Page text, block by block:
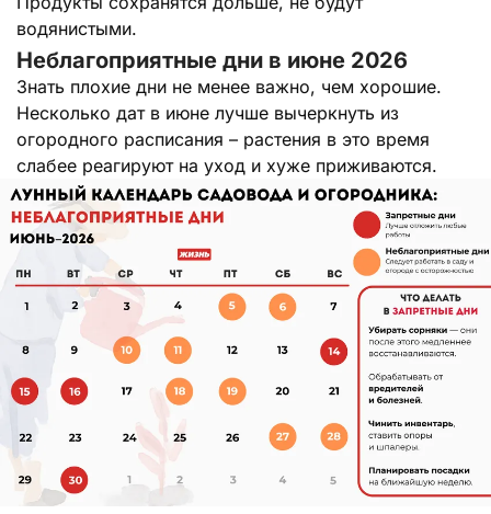
водянистыми.
Неблагоприятные дни в июне 2026
Знать плохие дни не менее важно, чем хорошие.
Несколько дат в июне лучше вычеркнуть из
огородного расписания – растения в это время
слабее реагируют на уход и хуже приживаются.